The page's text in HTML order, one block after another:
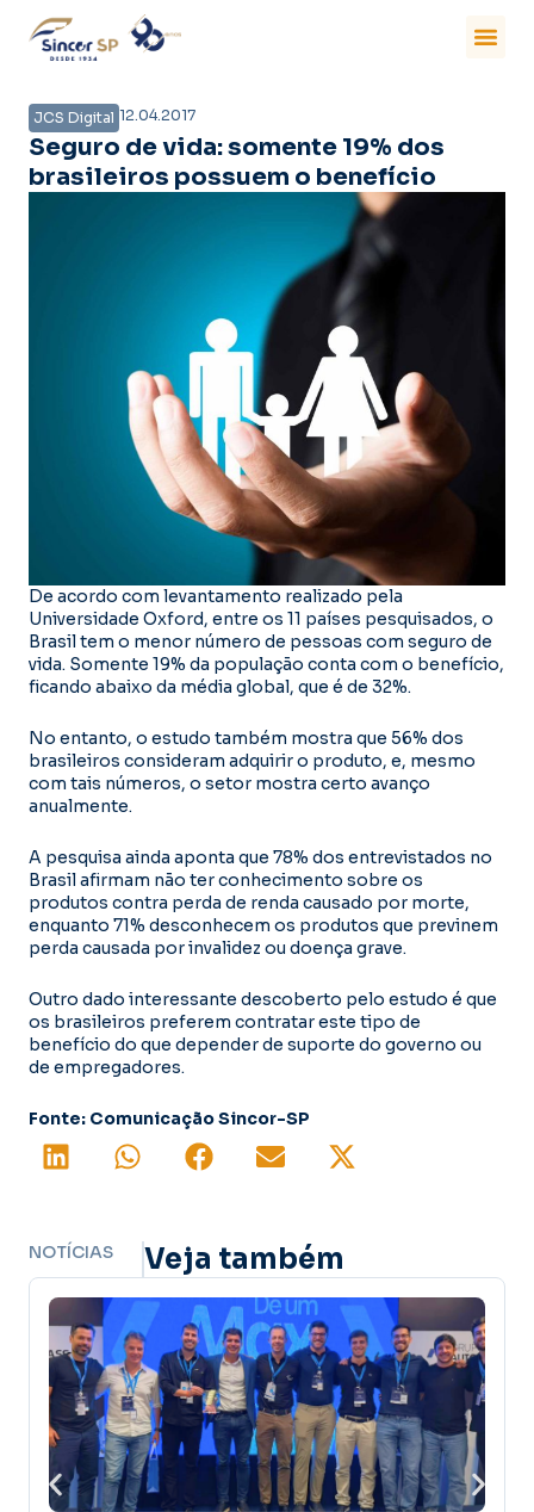
JCS Digital 12.04.2017
Seguro de vida: somente 19% dos
brasileiros possuem o benefício
De acordo com levantamento realizado pela
Universidade Oxford, entre os 11 países pesquisados, o
Brasil tem o menor número de pessoas com seguro de
vida. Somente 19% da população conta com o benefício,
ficando abaixo da média global, que é de 32%.
No entanto, o estudo também mostra que 56% dos
brasileiros consideram adquirir o produto, e, mesmo
com tais números, o setor mostra certo avanço
anualmente.
A pesquisa ainda aponta que 78% dos entrevistados no
Brasil afirmam não ter conhecimento sobre os
produtos contra perda de renda causado por morte,
enquanto 71% desconhecem os produtos que previnem
perda causada por invalidez ou doença grave.
Outro dado interessante descoberto pelo estudo é que
os brasileiros preferem contratar este tipo de
benefício do que depender de suporte do governo ou
de empregadores.
Fonte: Comunicação Sincor-SP
NOTÍCIAS Veja também